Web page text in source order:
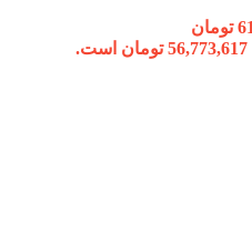
قیمت اصلی 61,046,900 تومان